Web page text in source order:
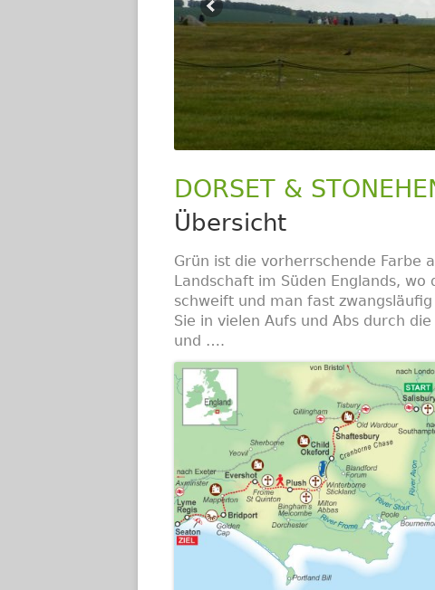
DORSET &
Übersicht
Grün ist die vorherrschende Farbe
Landschaft im Süden Englands,
schweift und man fast
Sie in vielen Aufs und Abs durch
und ….